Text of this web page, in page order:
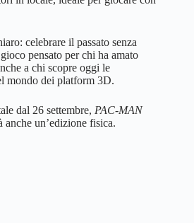
celebrare il passato senza
pensato per chi ha amato
a chi scopre oggi le
mondo dei platform 3D.
dal 26 settembre, PAC-MAN
anche un’edizione fisica.